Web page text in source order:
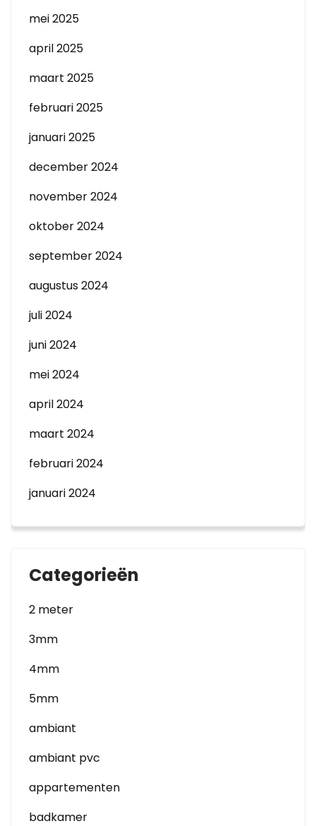
mei 2025
april 2025
maart 2025
februari 2025
januari 2025
december 2024
november 2024
oktober 2024
september 2024
augustus 2024
juli 2024
juni 2024
mei 2024
april 2024
maart 2024
februari 2024
januari 2024
Categorieën
2 meter
3mm
4mm
5mm
ambiant
ambiant pvc
appartementen
badkamer